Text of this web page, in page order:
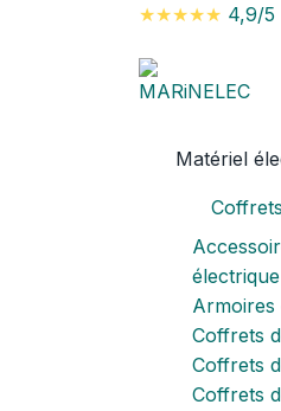
★★★★★ 4,9/5
Matériel
électrique
Coffrets
Coffrets
Coffrets